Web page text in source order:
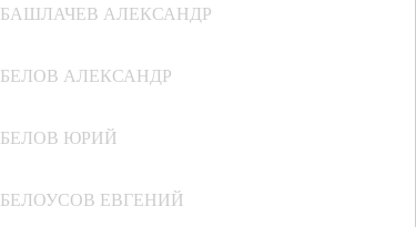
БАШЛАЧЕВ АЛЕКСАНДР
БЕЛОВ АЛЕКСАНДР
БЕЛОВ ЮРИЙ
БЕЛОУСОВ ЕВГЕНИЙ